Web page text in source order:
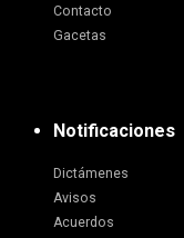
Contacto
Gacetas
Notificaciones
Dictámenes
Avisos
Acuerdos